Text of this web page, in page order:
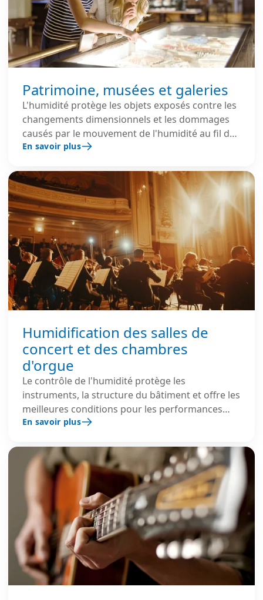
Patrimoine, musées et galeries
L'humidité protège les objets exposés contre les
changements dimensionnels et les dommages
causés par le mouvement de l'humidité au fil du
temps.
En savoir plus
Humidification des salles de
concert et des chambres
d'orgue
Le contrôle de l'humidité protège les
instruments, la structure du bâtiment et offre les
meilleures conditions pour les performances
vocales.
En savoir plus